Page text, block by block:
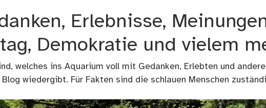
Erlebnisse,
Demokratie und vielem
welches ins Aquarium voll mit Gedanken, Erlebten und
wiedergibt. Für Fakten sind die schlauen Menschen